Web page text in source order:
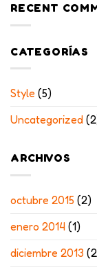
RECENT
CATEGORÍAS
Style (5)
Uncategorized
ARCHIVOS
octubre 2015 (2)
enero 2014 (1)
diciembre 2013